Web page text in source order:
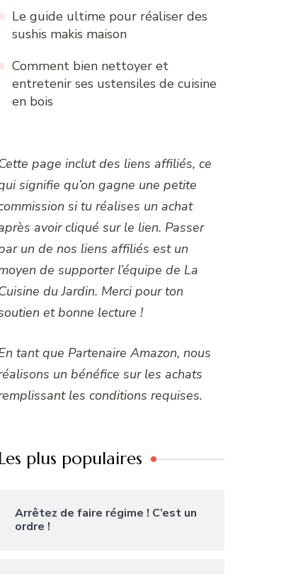
Le guide ultime pour réaliser des
sushis makis maison
Comment bien nettoyer et
entretenir ses ustensiles de cuisine
en bois
page inclut des liens affiliés, ce
signifie qu’on gagne une petite
si tu réalises un achat
avoir cliqué sur le lien. Passer
un de nos liens affiliés est un
de supporter l’équipe de La
du Jardin. Merci pour ton
et bonne lecture !
tant que Partenaire Amazon, nous
un bénéfice sur les achats
les conditions requises.
plus populaires
Arrêtez de faire régime ! C’est un
ordre !